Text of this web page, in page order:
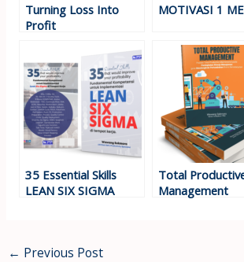
Turning Loss Into
Profit
MOTIVASI 1
35 Essential Skills
LEAN SIX SIGMA
Total
Management
← Previous Post